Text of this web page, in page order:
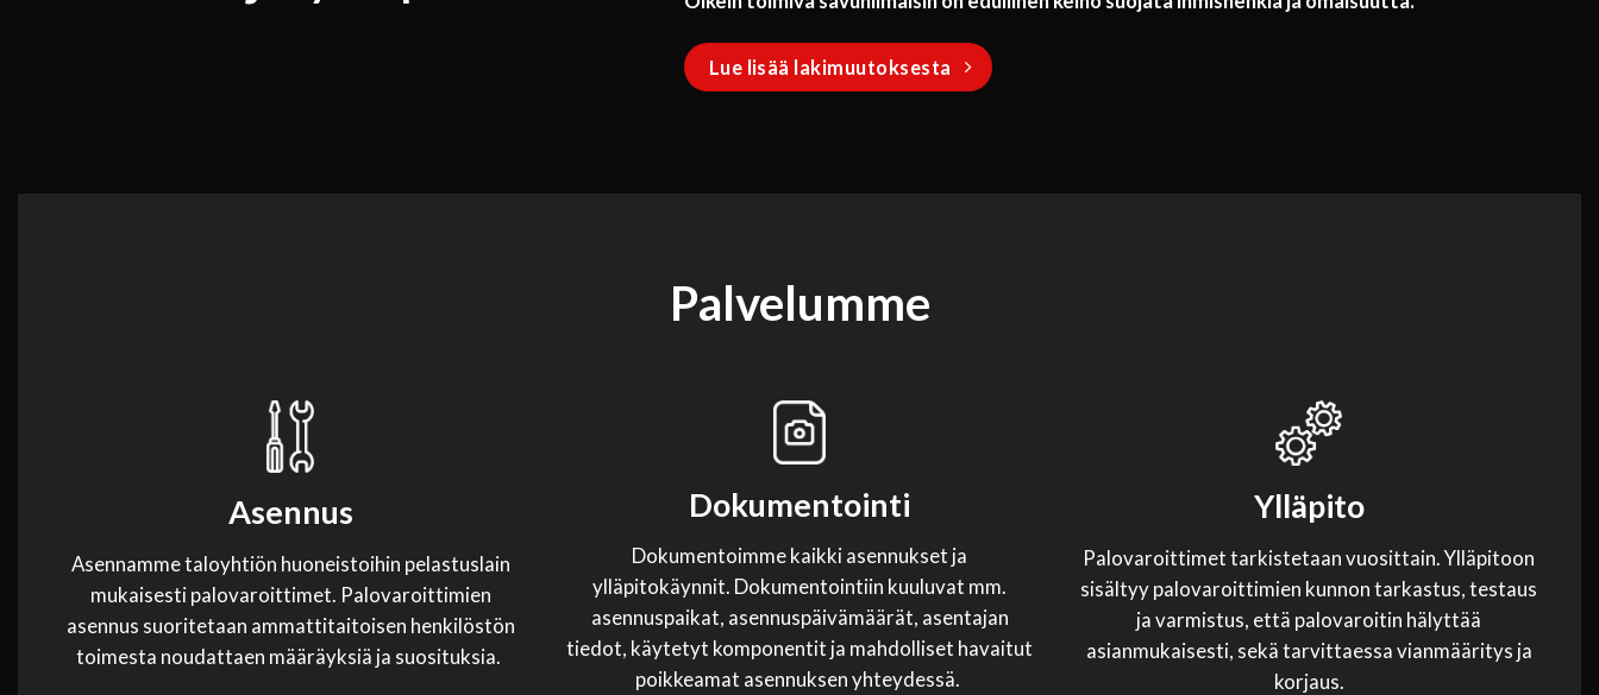
Lue lisää lakimuutoksesta
Palvelumme
Asennus
Asennamme taloyhtiön huoneistoihin pelastuslain
mukaisesti palovaroittimet. Palovaroittimien
asennus suoritetaan ammattitaitoisen henkilöstön
toimesta noudattaen määräyksiä ja suosituksia.
Dokumentointi
Dokumentoimme kaikki asennukset ja
ylläpitokäynnit. Dokumentointiin kuuluvat mm.
asennuspaikat, asennuspäivämäärät, asentajan
tiedot, käytetyt komponentit ja mahdolliset havaitut
poikkeamat asennuksen yhteydessä.
Ylläpito
Palovaroittimet tarkistetaan vuosittain. Ylläpitoon
sisältyy palovaroittimien kunnon tarkastus, testaus
ja varmistus, että palovaroitin hälyttää
asianmukaisesti, sekä tarvittaessa vianmääritys ja
korjaus.